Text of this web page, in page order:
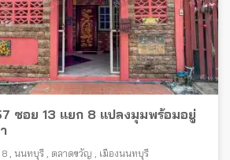
ซอย 13 แยก 8 แปลงมุมพร้อมอยู่
8 นนทบุรี ตลาดขวัญ เมืองนนทบุรี